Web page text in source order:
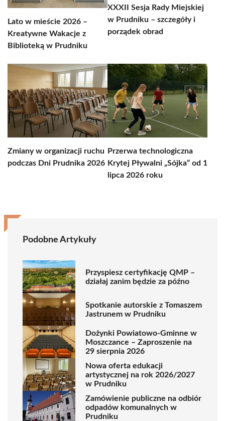
Lato w mieście 2026 –
Kreatywne Wakacje z
Biblioteką w Prudniku
XXXII Sesja Rady Miejskiej
w Prudniku – szczegóły i
porządek obrad
Zmiany w organizacji ruchu
podczas Dni Prudnika 2026
Przerwa technologiczna
Krytej Pływalni „Sójka” od 1
lipca 2026 roku
Podobne Artykuły
Przyspiesz certyfikację QMP –
działaj zanim będzie za późno
Spotkanie autorskie z Tomaszem
Jastrunem w Prudniku
Dożynki Powiatowo-Gminne w
Moszczance – Zaproszenie na
29 sierpnia 2026
Nowa oferta edukacji
artystycznej na rok 2026/2027
w Prudniku
Zamówienie publiczne na odbiór
odpadów komunalnych w
Prudniku